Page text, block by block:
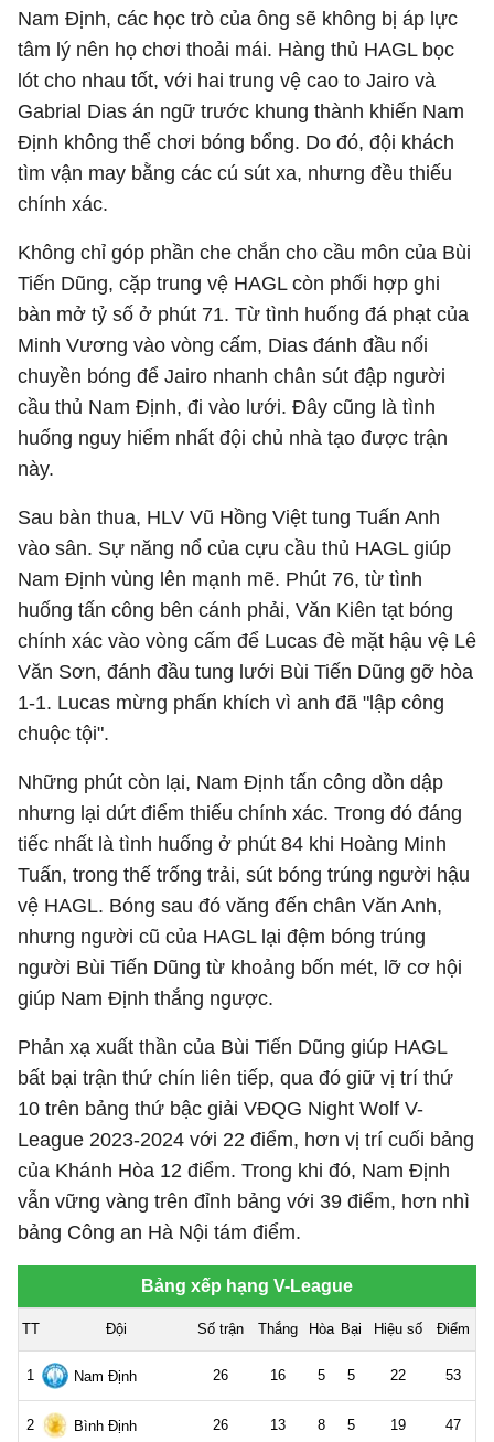
Nam Định, các học trò của ông sẽ không bị áp lực
tâm lý nên họ chơi thoải mái. Hàng thủ HAGL bọc
lót cho nhau tốt, với hai trung vệ cao to Jairo và
Gabrial Dias án ngữ trước khung thành khiến Nam
Định không thể chơi bóng bổng. Do đó, đội khách
tìm vận may bằng các cú sút xa, nhưng đều thiếu
chính xác.
Không chỉ góp phần che chắn cho cầu môn của Bùi
Tiến Dũng, cặp trung vệ HAGL còn phối hợp ghi
bàn mở tỷ số ở phút 71. Từ tình huống đá phạt của
Minh Vương vào vòng cấm, Dias đánh đầu nối
chuyền bóng để Jairo nhanh chân sút đập người
cầu thủ Nam Định, đi vào lưới. Đây cũng là tình
huống nguy hiểm nhất đội chủ nhà tạo được trận
này.
Sau bàn thua, HLV Vũ Hồng Việt tung Tuấn Anh
vào sân. Sự năng nổ của cựu cầu thủ HAGL giúp
Nam Định vùng lên mạnh mẽ. Phút 76, từ tình
huống tấn công bên cánh phải, Văn Kiên tạt bóng
chính xác vào vòng cấm để Lucas đè mặt hậu vệ Lê
Văn Sơn, đánh đầu tung lưới Bùi Tiến Dũng gỡ hòa
1-1. Lucas mừng phấn khích vì anh đã "lập công
chuộc tội".
Những phút còn lại, Nam Định tấn công dồn dập
nhưng lại dứt điểm thiếu chính xác. Trong đó đáng
tiếc nhất là tình huống ở phút 84 khi Hoàng Minh
Tuấn, trong thế trống trải, sút bóng trúng người hậu
vệ HAGL. Bóng sau đó văng đến chân Văn Anh,
nhưng người cũ của HAGL lại đệm bóng trúng
người Bùi Tiến Dũng từ khoảng bốn mét, lỡ cơ hội
giúp Nam Định thắng ngược.
Phản xạ xuất thần của Bùi Tiến Dũng giúp HAGL
bất bại trận thứ chín liên tiếp, qua đó giữ vị trí thứ
10 trên bảng thứ bậc giải VĐQG Night Wolf V-
League 2023-2024 với 22 điểm, hơn vị trí cuối bảng
của Khánh Hòa 12 điểm. Trong khi đó, Nam Định
vẫn vững vàng trên đỉnh bảng với 39 điểm, hơn nhì
bảng Công an Hà Nội tám điểm.